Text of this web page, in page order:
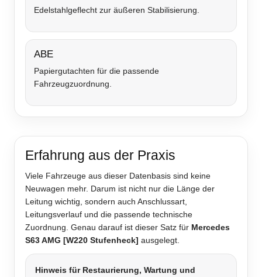
Edelstahlgeflecht zur äußeren Stabilisierung.
ABE
Papiergutachten für die passende
Fahrzeugzuordnung.
Erfahrung aus der Praxis
Viele Fahrzeuge aus dieser Datenbasis sind keine
Neuwagen mehr. Darum ist nicht nur die Länge der
Leitung wichtig, sondern auch Anschlussart,
Leitungsverlauf und die passende technische
Zuordnung. Genau darauf ist dieser Satz für Mercedes
S63 AMG [W220 Stufenheck] ausgelegt.
Hinweis für Restaurierung, Wartung und